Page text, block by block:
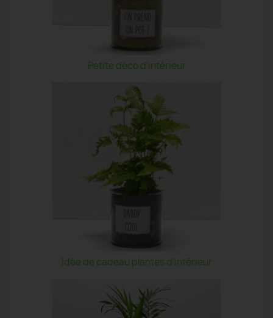
Petite déco d'intérieur
Idée de cadeau plantes d'intérieur